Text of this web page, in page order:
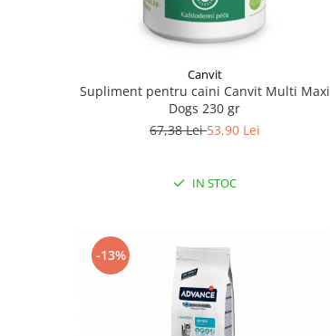
Canvit
Supliment pentru caini Canvit Multi Maxi
Dogs 230 gr
67,38 Lei53,90 Lei
IN STOC
-13%